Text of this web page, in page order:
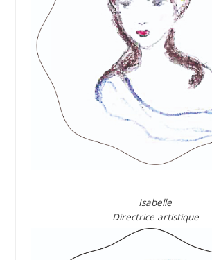
Isabelle
Directrice artistique